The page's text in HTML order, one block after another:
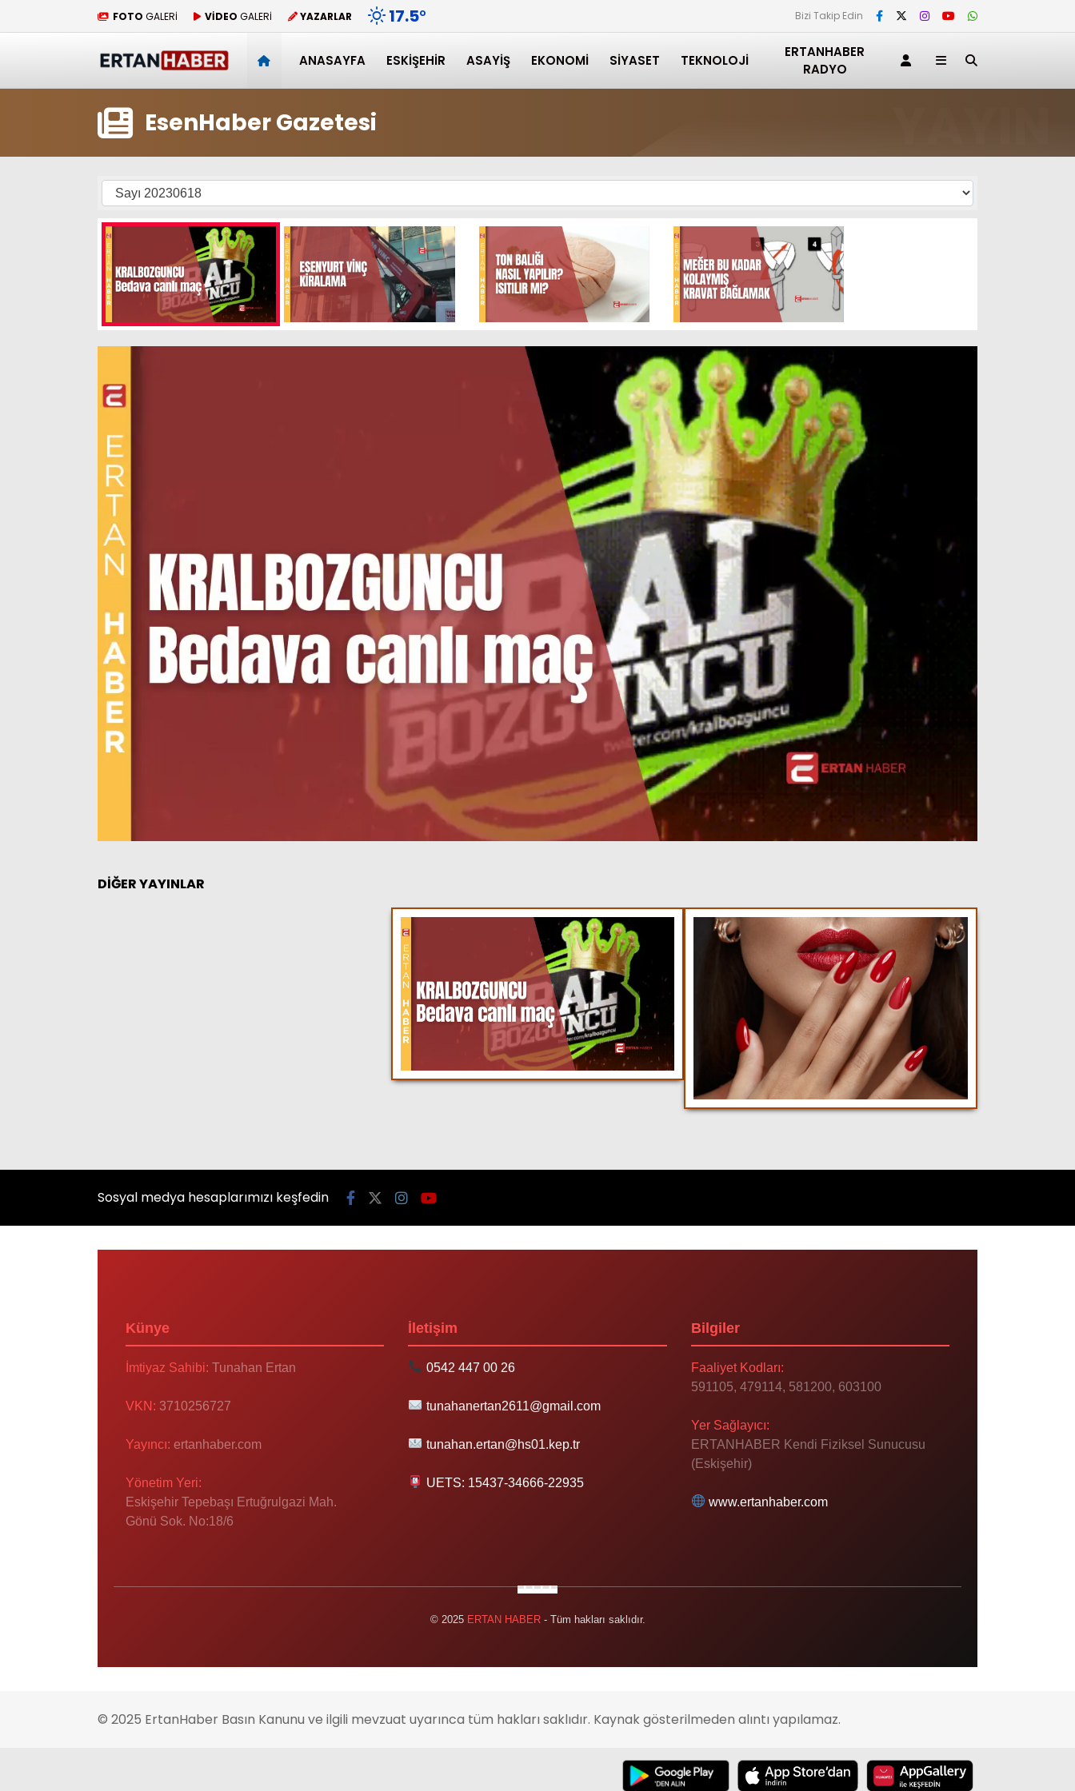
FOTO GALERİ VİDEO GALERİ YAZARLAR 17.5° Bizi Takip Edin
ANASAYFA ESKIŞEHIR ASAYIŞ EKONOMI SIYASET TEKNOLOJI
ERTANHABER
RADYO
EsenHaber Gazetesi
DİĞER YAYINLAR
Sosyal medya hesaplarımızı keşfedin
Künye
İmtiyaz Sahibi: Tunahan Ertan
VKN: 3710256727
Yayıncı: ertanhaber.com
Yönetim Yeri:
Eskişehir Tepebaşı Ertuğrulgazi Mah.
Gönü Sok. No:18/6
İletişim
0542 447 00 26
tunahanertan2611@gmail.com
tunahan.ertan@hs01.kep.tr
UETS: 15437-34666-22935
Bilgiler
Faaliyet Kodları:
591105, 479114, 581200, 603100
Yer Sağlayıcı:
ERTANHABER Kendi Fiziksel Sunucusu
(Eskişehir)
www.ertanhaber.com
© 2025 ERTAN HABER- Tüm hakları saklıdır.
© 2025 ErtanHaber Basın Kanunu ve ilgili mevzuat uyarınca tüm hakları saklıdır. Kaynak gösterilmeden alıntı yapılamaz.